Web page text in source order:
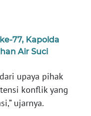
77, Kapolda
Air Suci
upaya pihak
konflik yang
ujarnya.